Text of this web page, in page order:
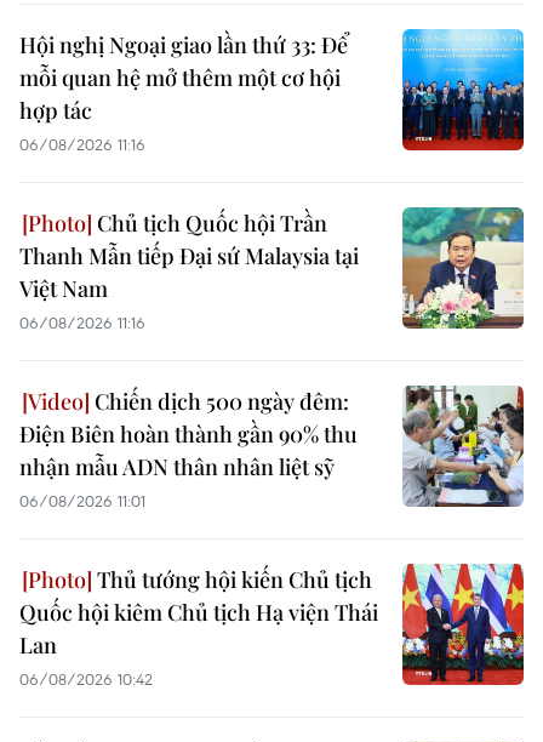
Hội nghị Ngoại giao lần thứ 33: Để
mỗi quan hệ mở thêm một cơ hội
hợp tác
06/08/2026 11:16
Chủ tịch Quốc hội Trần
Thanh Mẫn tiếp Đại sứ Malaysia tại
Việt Nam
06/08/2026 11:16
Chiến dịch 500 ngày đêm:
Điện Biên hoàn thành gần 90% thu
nhận mẫu ADN thân nhân liệt sỹ
06/08/2026 11:01
Thủ tướng hội kiến Chủ tịch
Quốc hội kiêm Chủ tịch Hạ viện Thái
Lan
06/08/2026 10:42